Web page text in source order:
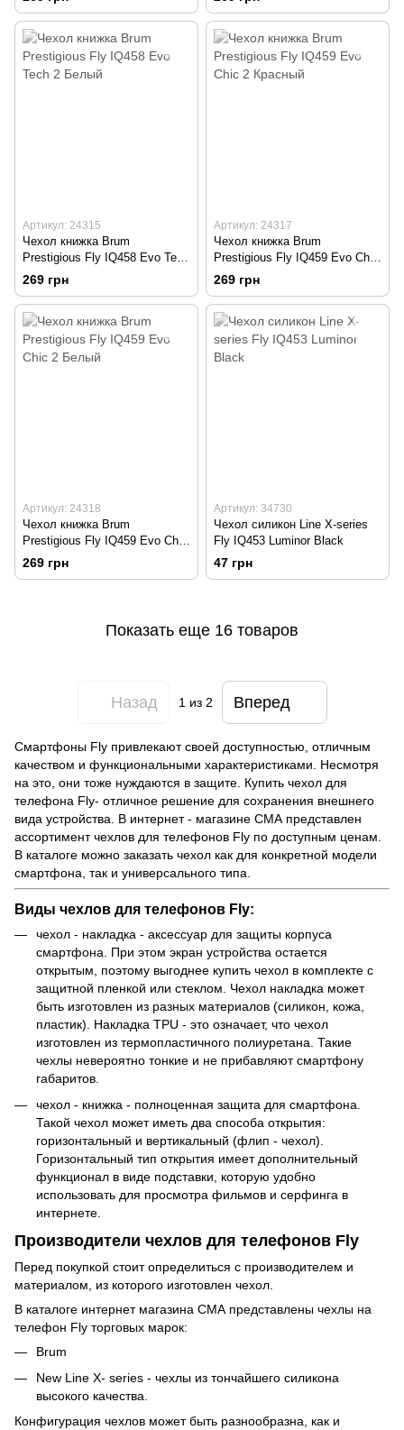
Артикул: 24315
Чехол книжка Brum
Prestigious Fly IQ458 Evo Tech
2 Белый
269 грн
Артикул: 24317
Чехол книжка Brum
Prestigious Fly IQ459 Evo Chic
2 Красный
269 грн
Артикул: 24318
Чехол книжка Brum
Prestigious Fly IQ459 Evo Chic
2 Белый
269 грн
Артикул: 34730
Чехол силикон Line X-series
Fly IQ453 Luminor Black
47 грн
Показать еще 16 товаров
Назад 1из 2 Вперед
Смартфоны Fly привлекают своей доступностью, отличным
качеством и функциональными характеристиками. Несмотря
на это, они тоже нуждаются в защите. Купить чехол для
телефона Fly- отличное решение для сохранения внешнего
вида устройства. В интернет - магазине СМА представлен
ассортимент чехлов для телефонов Fly по доступным ценам.
В каталоге можно заказать чехол как для конкретной модели
смартфона, так и универсального типа.
Виды чехлов для телефонов Fly:
чехол - накладка - аксессуар для защиты корпуса
смартфона. При этом экран устройства остается
открытым, поэтому выгоднее купить чехол в комплекте с
защитной пленкой или стеклом. Чехол накладка может
быть изготовлен из разных материалов (силикон, кожа,
пластик). Накладка TPU - это означает, что чехол
изготовлен из термопластичного полиуретана. Такие
чехлы невероятно тонкие и не прибавляют смартфону
габаритов.
чехол - книжка - полноценная защита для смартфона.
Такой чехол может иметь два способа открытия:
горизонтальный и вертикальный (флип - чехол).
Горизонтальный тип открытия имеет дополнительный
функционал в виде подставки, которую удобно
использовать для просмотра фильмов и серфинга в
интернете.
Производители чехлов для телефонов Fly
Перед покупкой стоит определиться с производителем и
материалом, из которого изготовлен чехол.
В каталоге интернет магазина СМА представлены чехлы на
телефон Fly торговых марок:
Brum
New Line Х- series - чехлы из тончайшего силикона
высокого качества.
Конфигурация чехлов может быть разнообразна, как и